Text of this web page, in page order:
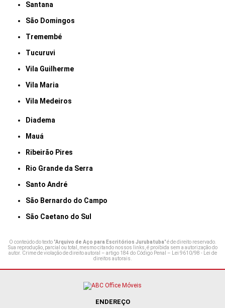
Santana
São Domingos
Tremembé
Tucuruvi
Vila Guilherme
Vila Maria
Vila Medeiros
Diadema
Mauá
Ribeirão Pires
Rio Grande da Serra
Santo André
São Bernardo do Campo
São Caetano do Sul
O conteúdo do texto "Arquivo de Aço para Escritórios Jurubatuba" é de direito reservado.
Sua reprodução, parcial ou total, mesmo citando nossos links, é proibida sem a autorização do
autor. Crime de violação de direito autoral – artigo 184 do Código Penal – Lei 9610/98 - Lei de
direitos autorais.
ENDEREÇO